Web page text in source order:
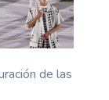
de las